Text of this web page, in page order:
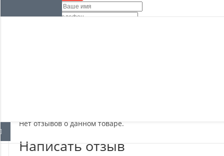
Телефон
Нет отзывов о данном товаре.
Написать отзыв